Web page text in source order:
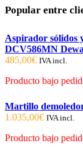
Popular entre
Aspirador sólidos
DCV586MN
485,00€ IVA incl.
Producto bajo
Martillo
1.035,00€ IVA incl.
Producto bajo